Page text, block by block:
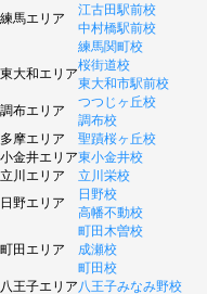
練馬エリア
江古田駅前校
中村橋駅前校
練馬関町校
東大和エリア
桜街道校
東大和市駅前校
調布エリア
つつじヶ丘校
調布校
多摩エリア
聖蹟桜ヶ丘校
小金井エリア東小金井校
立川エリア
立川栄校
日野エリア
日野校
高幡不動校
町田エリア
町田木曽校
成瀬校
町田校
八王子エリア 八王子みなみ野校